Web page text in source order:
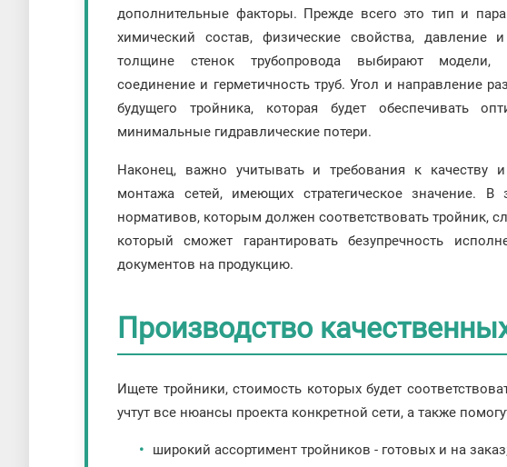
дополнительные факторы. Прежде всего это тип и
химический состав, физические свойства, давление
толщине стенок трубопровода выбирают модели,
соединение и герметичность труб. Угол и направление
будущего тройника, которая будет обеспечивать
минимальные гидравлические потери.
Наконец, важно учитывать и требования к качеству
монтажа сетей, имеющих стратегическое значение. В
нормативов, которым должен соответствовать тройник,
который сможет гарантировать безупречность
документов на продукцию.
Производство
Ищете тройники, стоимость которых будет
учтут все нюансы проекта конкретной сети, а также
широкий ассортимент тройников - готовых и на